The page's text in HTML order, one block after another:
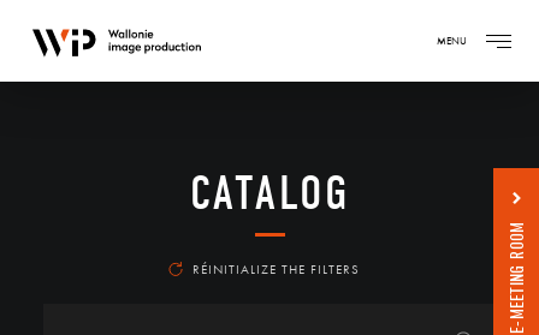
MENU
CATALOG
RÉINITIALIZE THE FILTERS E-MEETING ROOM